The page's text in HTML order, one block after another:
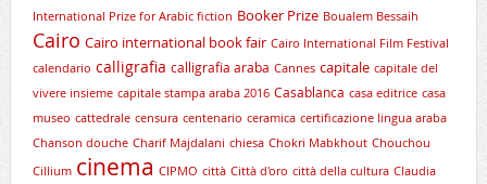
International Prize for Arabic fiction Booker Prize Boualem Bessaih
Cairo Cairo international book fair Cairo International Film Festival
calendario calligrafia calligrafia araba Cannes capitale capitale del
vivere insieme capitale stampa araba 2016 Casablanca casa editrice casa
museo cattedrale censura centenario ceramica certificazione lingua araba
Chanson douche Charif Majdalani chiesa Chokri Mabkhout Chouchou
Cillium cinema CIPMO città Città d'oro città della cultura Claudia